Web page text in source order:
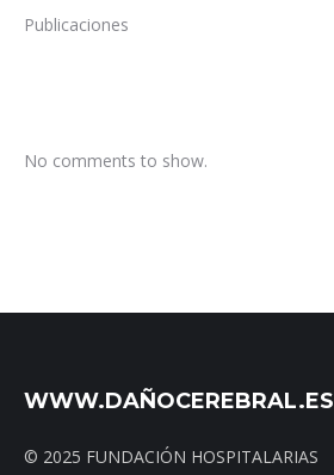
Publicaciones
No comments to show.
WWW.DAÑOCEREBRAL.ES
© 2025 FUNDACIÓN HOSPITALARIAS